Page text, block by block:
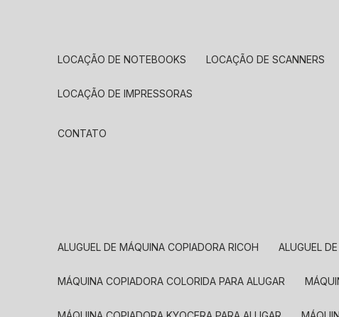
LOCAÇÃO DE NOTEBOOKS LOCAÇÃO DE SCANNERS
LOCAÇÃO DE IMPRESSORAS
CONTATO
ALUGUEL DE MÁQUINA COPIADORA RICOH ALUGUEL
MÁQUINA COPIADORA COLORIDA PARA ALUGAR